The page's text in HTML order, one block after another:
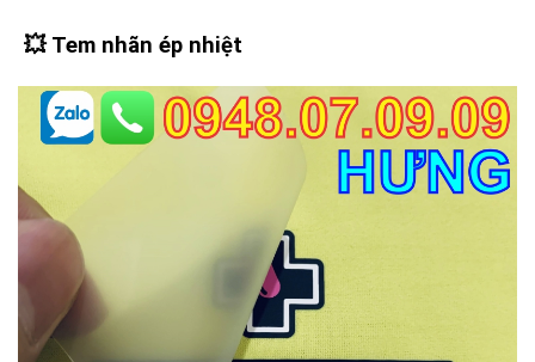
💥Tem nhãn ép nhiệt